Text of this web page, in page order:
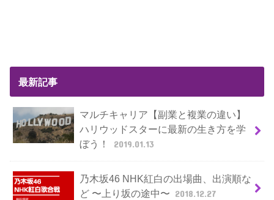
最新記事
マルチキャリア【副業と複業の違い】
ハリウッドスターに最新の生き方を学
ぼう！
2019.01.13
乃木坂46 NHK紅白の出場曲、出演順な
ど 〜上り坂の途中〜 2018.12.27